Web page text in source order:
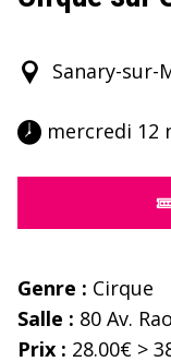
Sanary-sur-
Genre : Cirque
Salle : 80 Av.
Prix : 28.00€ >